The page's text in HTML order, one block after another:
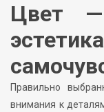
Цвет
Правильно
внимания к